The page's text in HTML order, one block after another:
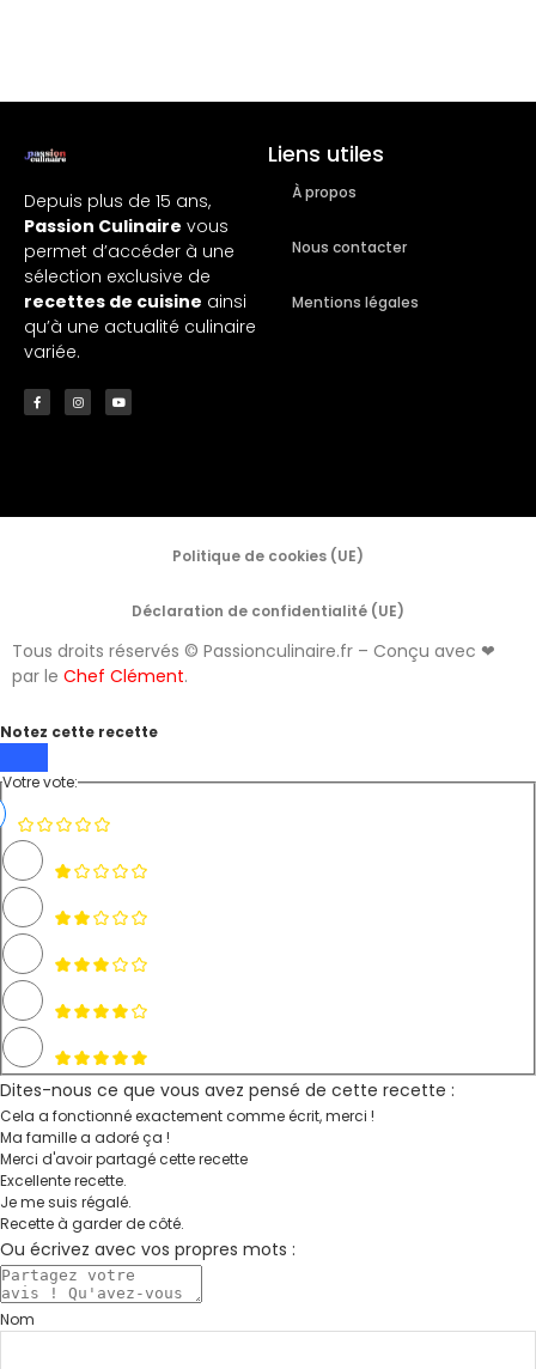
Depuis plus de 15 ans,
Passion Culinaire vous
permet d’accéder à une
sélection exclusive de
recettes de cuisine ainsi
qu’à une actualité culinaire
variée.
Liens utiles
À propos
Nous contacter
Mentions légales
Politique de cookies (UE)
Déclaration de confidentialité (UE)
Tous droits réservés © Passionculinaire.fr – Conçu avec ❤
par le Chef Clément.
Notez cette recette
Votre vote:
Dites-nous ce que vous avez pensé de cette recette :
Cela a fonctionné exactement comme écrit, merci !
Ma famille a adoré ça !
Merci d'avoir partagé cette recette
Excellente recette.
Je me suis régalé.
Recette à garder de côté.
Ou écrivez avec vos propres mots :
Nom